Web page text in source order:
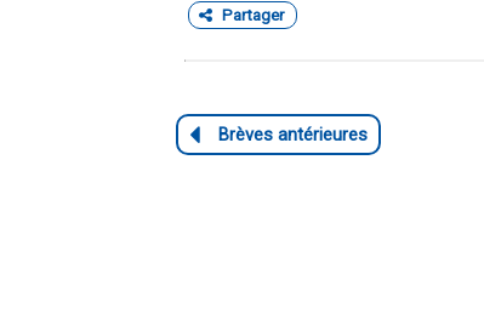
Partager